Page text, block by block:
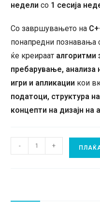
недели со 1 сесија
Со завршувањето на
понапредни познавања
ќе креираат алгоритми
пребарување, анализа
игри и апликации кои
податоци, структура
концепти на дизајн на
на
плаќање
- +